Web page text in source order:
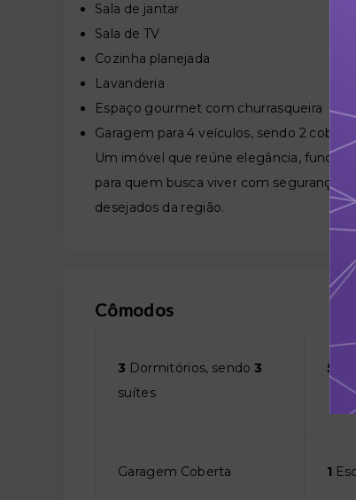
Sala de jantar
Sala de TV
Cozinha planejada
Lavanderia
Espaço gourmet com churrasqueira
Garagem para 4 veículos, sendo 2
Um imóvel que reúne elegância,
para quem busca viver com segurança,
desejados da região.
Cômodos
3 Dormitórios, sendo 3
suítes
5
Garagem Coberta 1